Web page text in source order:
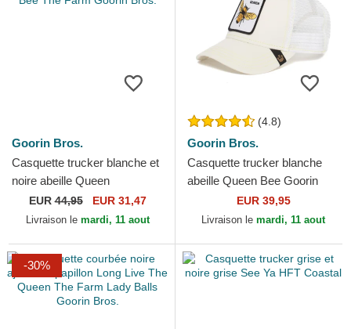
Goorin Bros.
Casquette trucker blanche et
noire abeille Queen
Microsuede Bee The Farm
Goorin Bros.
EUR44,95 EUR 31,47
Livraison le mardi, 11 aout
(4.8)
Goorin Bros.
Casquette trucker blanche
abeille Queen Bee Goorin
EUR 39,95
Livraison le mardi, 11 aout
-30%